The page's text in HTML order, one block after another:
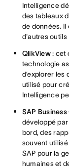
Intelligence
des tableaux
de données.
d'autres outils
QlikView: cet
technologie
d’explorer les
utilisé pour
Intelligence
SAP
développé
bord, des
souvent
SAP pour la
humaines et